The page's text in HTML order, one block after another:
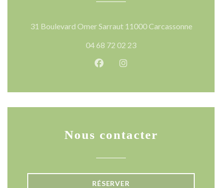
31 Boulevard Omer Sarraut 11000 Carcassonne((ouvre
04 68 72 02 23
Facebook ((ouvre une
Instagram ((ouvre une
Nous contacter
RÉSERVER